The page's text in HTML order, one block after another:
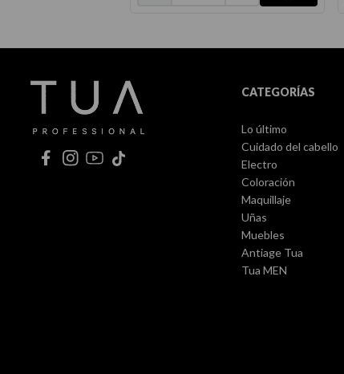
CATEGORÍAS
Lo último
Cuidado del cabello
Electro
Coloración
Maquillaje
Uñas
Muebles
Antiage Tua
Tua MEN